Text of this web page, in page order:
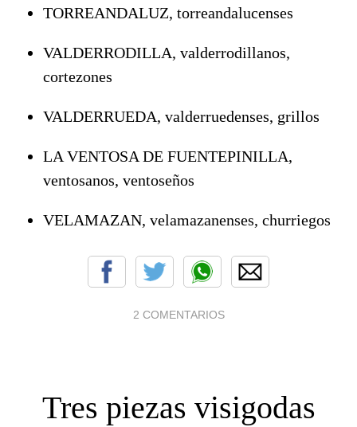
TORREANDALUZ, torreandalucenses
VALDERRODILLA, valderrodillanos,
cortezones
VALDERRUEDA, valderruedenses, grillos
LA VENTOSA DE FUENTEPINILLA,
ventosanos, ventoseños
VELAMAZAN, velamazanenses, churriegos
2 COMENTARIOS
Tres piezas visigodas